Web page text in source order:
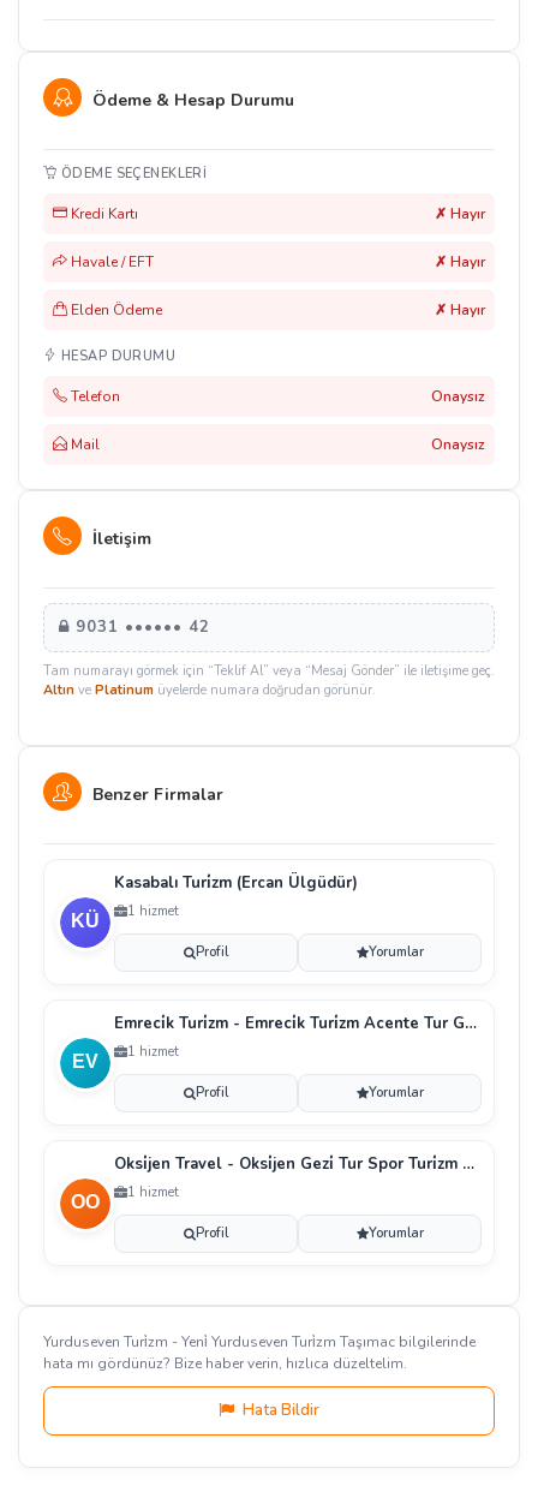
Ödeme & Hesap Durumu
ÖDEME SEÇENEKLERI
Kredi Kartı ✗ Hayır
Havale / EFT ✗ Hayır
Elden Ödeme ✗ Hayır
HESAP DURUMU
Telefon Onaysız
Mail Onaysız
İletişim
9031 •••••• 42
Tam numarayı görmek için “Teklif Al” veya “Mesaj Gönder” ile iletişime geç.
Altın ve Platinum üyelerde numara doğrudan görünür.
Benzer Firmalar
Kasabalı Turi̇zm (Ercan Ülgüdür)
1 hizmet
Profil Yorumlar
Emreci̇k Turi̇zm - Emreci̇k Turi̇zm Acente Tur Gezi̇ Ve
1 hizmet
Profil Yorumlar
Oksi̇jen Travel - Oksi̇jen Gezi̇ Tur Spor Turi̇zm Orga
1 hizmet
Profil Yorumlar
Yurduseven Turi̇zm - Yeni̇ Yurduseven Turi̇zm Taşımac bilgilerinde
hata mı gördünüz? Bize haber verin, hızlıca düzeltelim.
Hata Bildir